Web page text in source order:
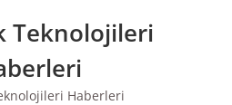
Teknolojileri
Haberleri